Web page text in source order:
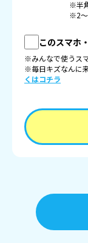
※半
※2〜
このスマホ
※みんなで使うス
※毎日キズなんに
くはコチラ